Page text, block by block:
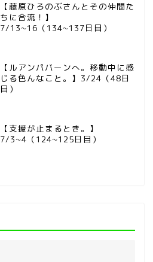
【藤原ひろのぶさんとその仲間た
ちに合流！】
7/13~16（134~137日目）
【ルアンパバーンへ。移動中に感
じる色んなこと。】3/24（48日
目）
【支援が止まるとき。】
7/3~4（124~125日目）